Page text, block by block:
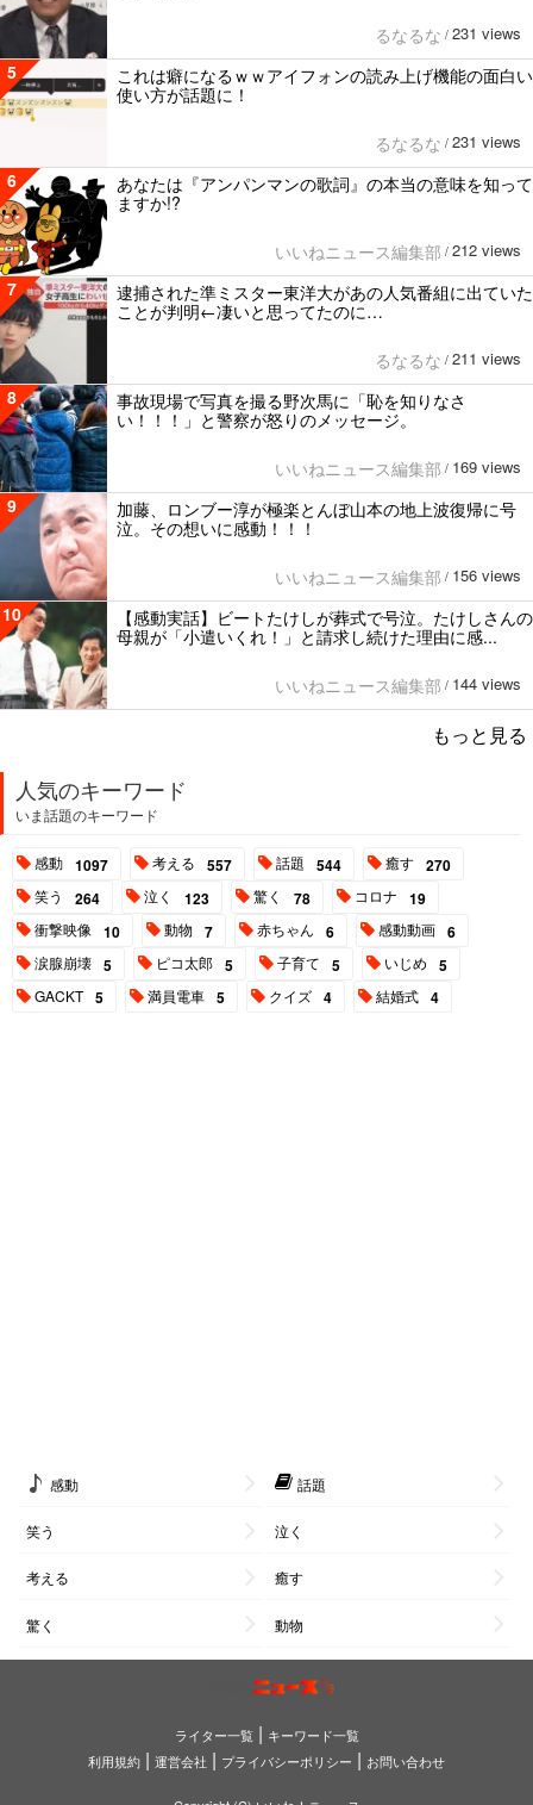
るなるな / 231 views
5
これは癖になるｗｗアイフォンの読み上げ機能の面白い
使い方が話題に！
るなるな / 231 views
6
あなたは『アンパンマンの歌詞』の本当の意味を知って
ますか!?
いいねニュース編集部 / 212 views
7
逮捕された準ミスター東洋大があの人気番組に出ていた
ことが判明←凄いと思ってたのに…
るなるな / 211 views
8
事故現場で写真を撮る野次馬に「恥を知りなさ
い！！！」と警察が怒りのメッセージ。
いいねニュース編集部 / 169 views
9
加藤、ロンブー淳が極楽とんぼ山本の地上波復帰に号
泣。その想いに感動！！！
いいねニュース編集部 / 156 views
10
【感動実話】ビートたけしが葬式で号泣。たけしさんの
母親が「小遣いくれ！」と請求し続けた理由に感...
いいねニュース編集部 / 144 views
もっと見る
人気のキーワード
いま話題のキーワード
感動 1097 考える 557 話題 544 癒す 270
笑う 264 泣く 123 驚く 78 コロナ 19
衝撃映像 10 動物 7 赤ちゃん 6 感動動画 6
涙腺崩壊 5 ピコ太郎 5 子育て 5 いじめ 5
GACKT 5 満員電車 5 クイズ 4 結婚式 4
感動 話題
笑う 泣く
考える 癒す
驚く 動物
ライター一覧| キーワード一覧
利用規約 | 運営会社 | プライバシーポリシー | お問い合わせ